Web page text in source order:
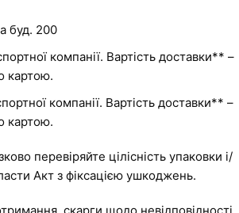
буд. 200
компанії. Вартість доставки** –
картою.
компанії. Вартість доставки** –
картою.
перевіряйте цілісність упаковки і/
Акт з фіксацією ушкоджень.